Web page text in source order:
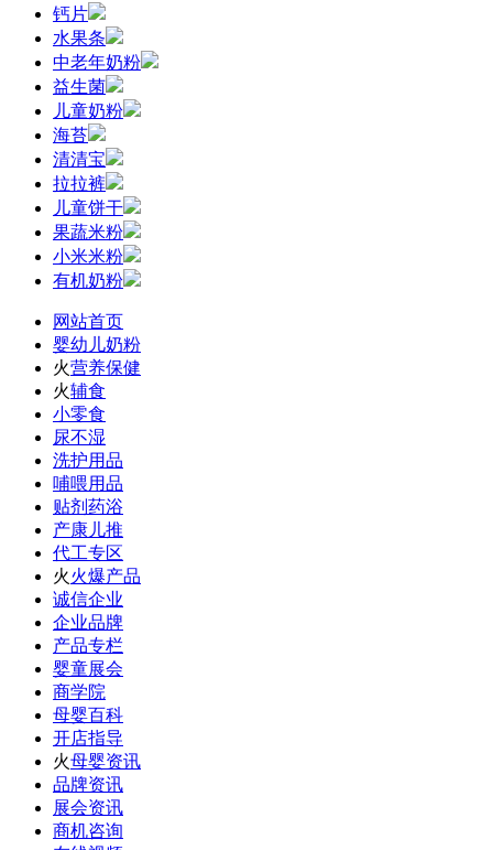
钙片
水果条
中老年奶粉
益生菌
儿童奶粉
海苔
清清宝
拉拉裤
儿童饼干
果蔬米粉
小米米粉
有机奶粉
网站首页
婴幼儿奶粉
火营养保健
火辅食
小零食
尿不湿
洗护用品
哺喂用品
贴剂药浴
产康儿推
代工专区
火火爆产品
诚信企业
企业品牌
产品专栏
婴童展会
商学院
母婴百科
开店指导
火母婴资讯
品牌资讯
展会资讯
商机咨询